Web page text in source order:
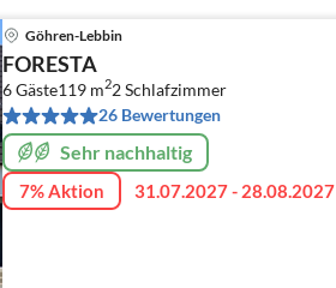
Göhren-Lebbin
FORESTA
6 Gäste119 m22Schlafzimmer
26 Bewertungen
Sehr nachhaltig
7% Aktion 31.07.2027 - 28.08.2027